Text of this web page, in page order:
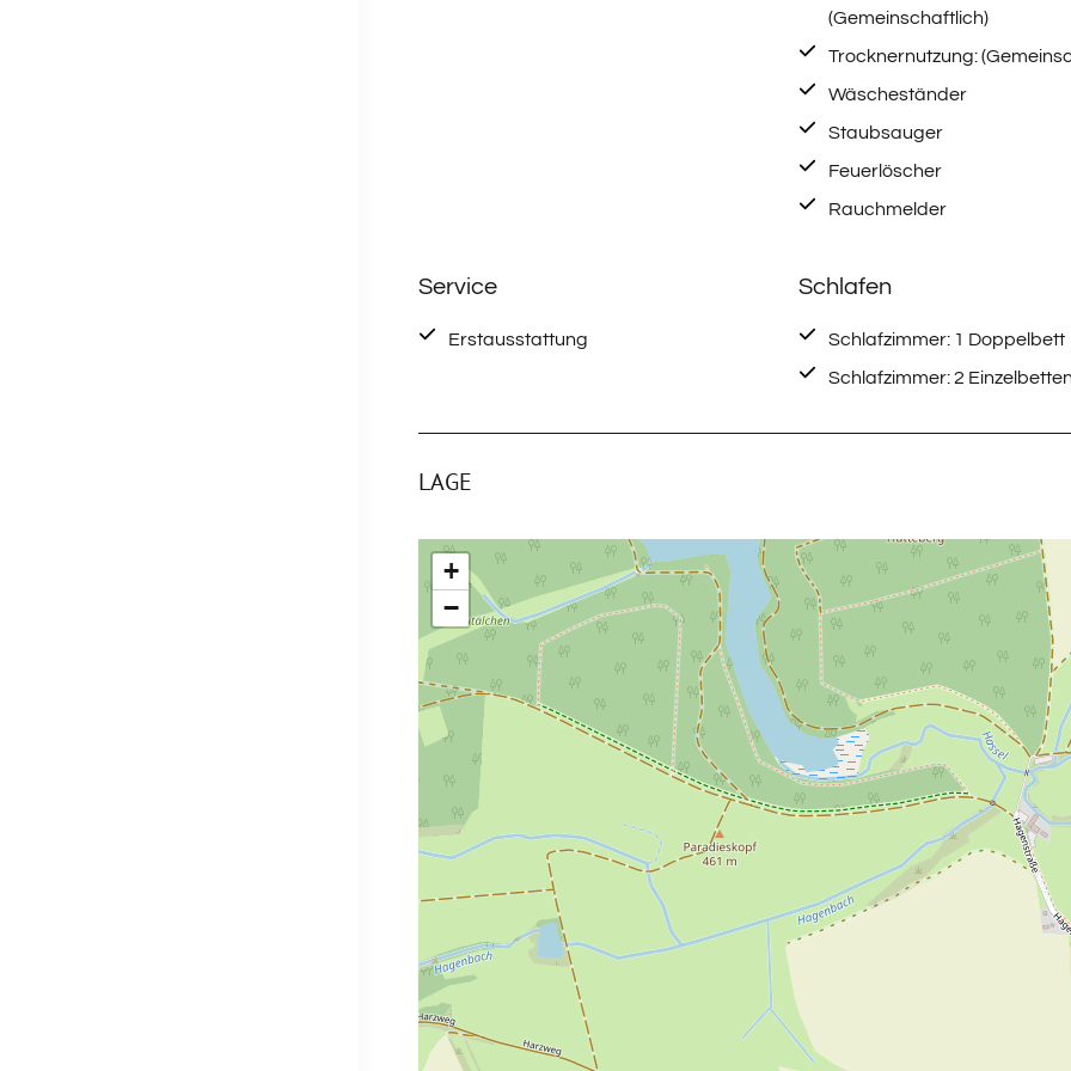
(Gemeinschaftlich)
Trocknernutzung:
Wäscheständer
Staubsauger
Feuerlöscher
Rauchmelder
Service
Erstausstattung
Schlafen
Schlafzimmer: 1 Doppelbett
Schlafzimmer: 2 Einzelbetten
LAGE